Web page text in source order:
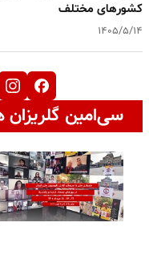
کشورهای مختلف
۱۴۰۵/۵/۱۴
سی‌امین گلریزان